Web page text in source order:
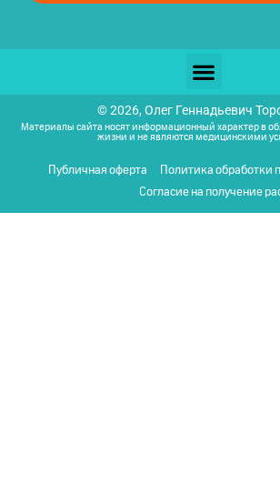
© 2026, Олег Геннадьевич
Материалы сайта носят информационный характер в
жизни и не являются медицинскими
Публичная оферта
Политика обработки
Согласие на получение